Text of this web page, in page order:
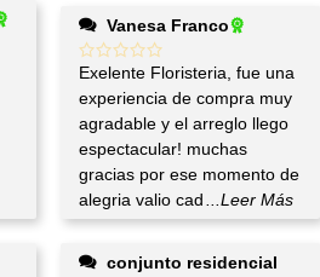
Vanesa Franco
Exelente Floristeria, fue una
experiencia de compra muy
agradable y el arreglo llego
espectacular! muchas
gracias por ese momento de
alegria valio cad
...Leer Más